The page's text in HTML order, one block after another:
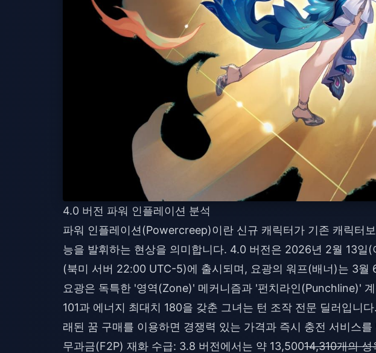
4.0 버전 파워 인플레이션 분석
파워 인플레이션(Powercreep)이란 신규 캐릭터가 기존 캐릭터
능을 발휘하는 현상을 의미합니다. 4.0 버전은 2026년 2월 13일
(북미 서버 22:00 UTC-5)에 출시되며, 요광의 워프(배너)는 3월
요광은 독특한 '영역(Zone)' 메커니즘과 '펀치라인(Punchline)'
101과 에너지 최대치 180을 갖춘 그녀는 턴 조작 전문 딜러입니
래된 꿈 구매를 이용하면 경쟁력 있는 가격과 즉시 충전 서비스
무과금(F2P) 재화 수급: 3.8 버전에서는 약 13,50014,310개의